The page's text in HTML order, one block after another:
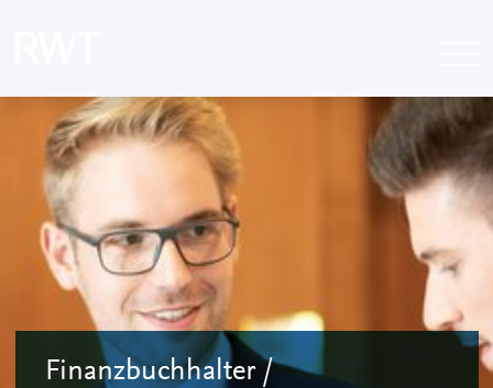
Finanzbuchhalter /